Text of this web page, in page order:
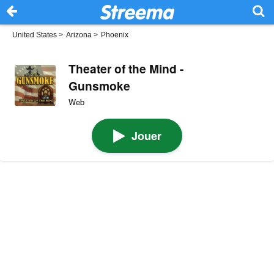
United States > Arizona > Phoenix
Theater of the Mind -
Gunsmoke
Web
Jouer